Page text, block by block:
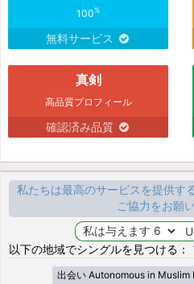
100%
無料サービス
真剣
高品質プロフィール
確認済み品質
私たちは最高のサービスを提供す
ご協力をお願
以下の地域でシングルを見つける：
出会い Autonomous in Muslim